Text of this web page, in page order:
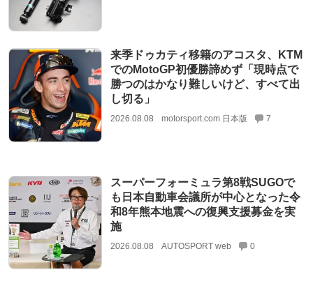
来季ドゥカティ移籍のアコスタ、KTM
でのMotoGP初優勝諦めず「現時点で
勝つのはかなり難しいけど、すべて出
し切る」
2026.08.08 motorsport.com 日本版 7
スーパーフォーミュラ第8戦SUGOで
も日本自動車会議所が中心となった令
和8年熊本地震への復興支援募金を実
施
2026.08.08 AUTOSPORT web 0